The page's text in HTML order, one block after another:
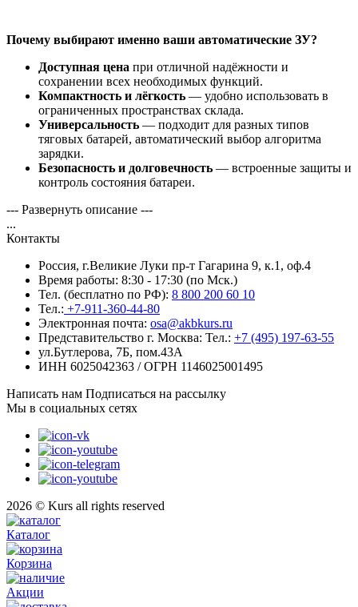
Почему выбирают именно ваши автоматические ЗУ?
Доступная цена при отличной надёжности и
сохранении всех необходимых функций.
Компактность и лёгкость — удобно использовать в
ограниченных пространствах склада.
Универсальность — подходит для разных типов
тяговых батарей, автоматический выбор алгоритма
зарядки.
Безопасность и долговечность — встроенные защиты и
контроль состояния батареи.
--- Развернуть описание ---
...
Контакты
Россия, г.Великие Луки пр-т Гагарина 9, к.1, оф.4
Время работы: 8:30 - 17:30 (по Мск.)
Тел. (бесплатно по РФ): 8 800 200 60 10
Тел.: +7-911-360-44-80
Электронная почта: osa@akbkurs.ru
Представительство г. Москва: Тел.: +7 (495) 197-63-55
ул.Бутлерова, 7Б, пом.43А
ИНН 6025042363 / ОГРН 1146025001495
Написать нам Подписаться на рассылку
Мы в социальных сетях
2026 © Kurs all rights reserved
Каталог
Корзина
Акции